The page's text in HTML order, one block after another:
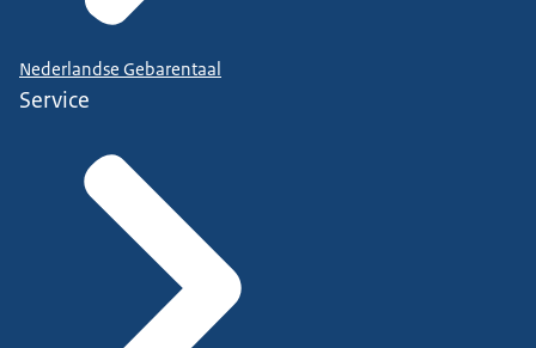
Nederlandse Gebarentaal
Service